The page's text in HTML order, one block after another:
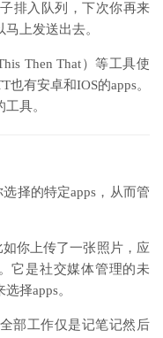
排入队列，下次你再来
上发送出去。
Then That）等工具使
有安卓和IOS的apps。
具。
择的特定apps，从而管
你上传了一张照片，应
它是社交媒体管理的未
择apps。
部工作仅是记笔记然后